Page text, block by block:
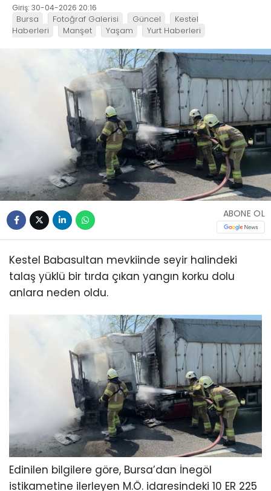
Giriş: 30-04-2026 20:16
Bursa Fotoğraf Galerisi Güncel
Kestel
Haberleri
Manşet Yaşam Yurt Haberleri
ABONE OL
Kestel Babasultan mevkiinde seyir halindeki
talaş yüklü bir tırda çıkan yangın korku dolu
anlara neden oldu.
Edinilen bilgilere göre, Bursa’dan İnegöl
istikametine ilerleyen M.Ö. idaresindeki 10 ER 225